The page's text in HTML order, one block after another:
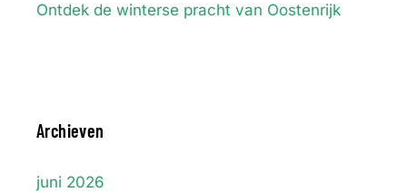
Ontdek de winterse pracht van Oostenrijk
Archieven
juni 2026